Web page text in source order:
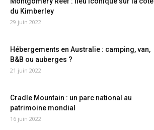
du Kimberley
29 juin 2022
Hébergements en Australie : camping, van,
B&B ou auberges ?
21 juin 2022
Cradle Mountain : un parc national au
patrimoine mondial
16 juin 2022